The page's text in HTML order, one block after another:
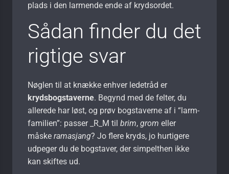
plads i den larmende ende af krydsordet.
Sådan finder du det
rigtige svar
Nøglen til at knække enhver ledetråd er
krydsbogstaverne. Begynd med de felter, du
allerede har løst, og prøv bogstaverne af i “larm-
familien”: passer _R_M til brim, grom eller
måske ramasjang? Jo flere kryds, jo hurtigere
udpeger du de bogstaver, der simpelthen ikke
kan skiftes ud.